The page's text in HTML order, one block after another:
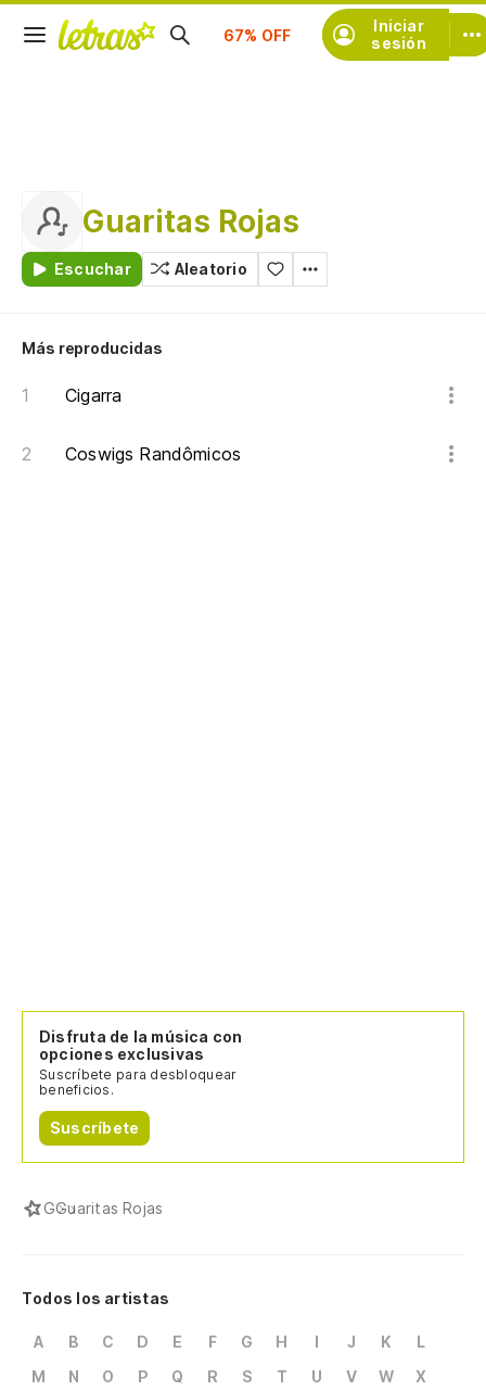
Iniciar
sesión
Suscríbete
Guaritas Rojas
Escuchar Aleatorio
Más reproducidas
Cigarra
Coswigs Randômicos
Disfruta de la música con
opciones exclusivas
Suscríbete para desbloquear
beneficios.
Suscríbete
GGuaritas Rojas
Todos los artistas
A B C D E F G H I J K
L
M
N O P Q R S T U V W
X